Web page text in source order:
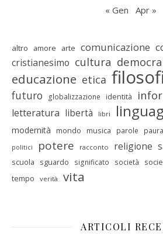
« Gen Apr »
altro amore arte comunicazione
cristianesimo cultura
educazione etica
futuro globalizzazione identità
letteratura libertà libri
modernità mondo musica parole paura
politici potere racconto religione
scuola sguardo significato società
tempo verità vita
ARTICOLI